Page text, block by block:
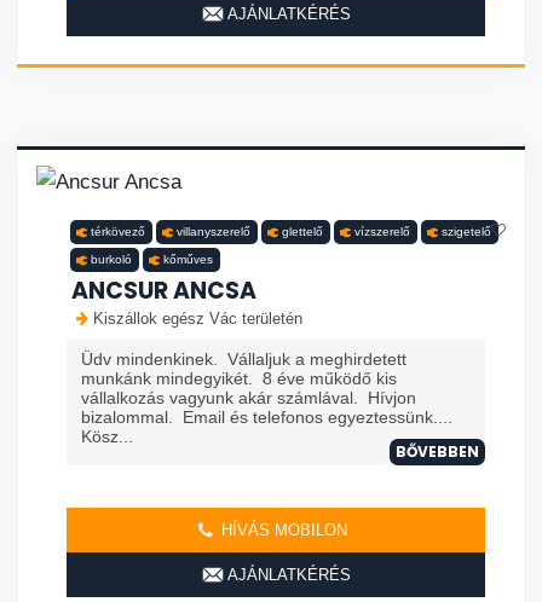
AJÁNLATKÉRÉS
térkövező villanyszerelő glettelő vízszerelő szigetelő
burkoló kőműves
ANCSUR ANCSA
Kiszállok egész Vác területén
Üdv mindenkinek. Vállaljuk a meghirdetett
munkánk mindegyikét. 8 éve működő kis
vállalkozás vagyunk akár számlával. Hívjon
bizalommal. Email és telefonos egyeztessünk....
Kösz...
BŐVEBBEN
HÍVÁS MOBILON
AJÁNLATKÉRÉS